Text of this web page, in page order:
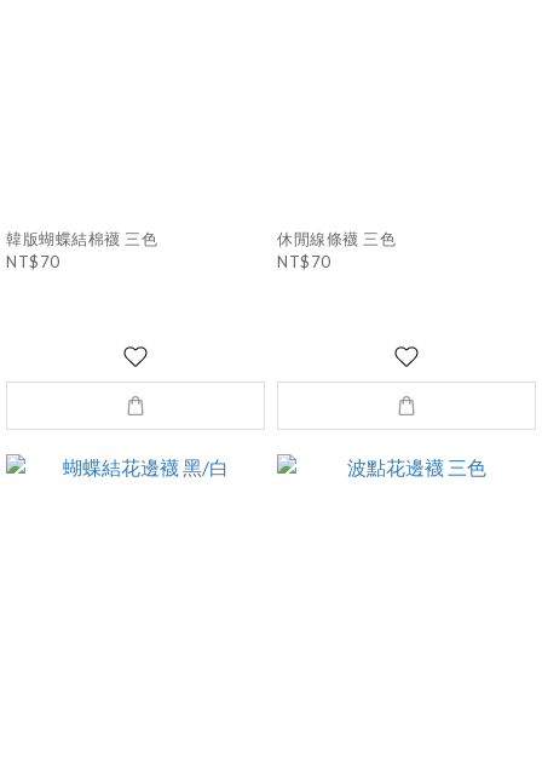
韓版蝴蝶結棉襪 三色
NT$70
休閒線條襪 三色
NT$70